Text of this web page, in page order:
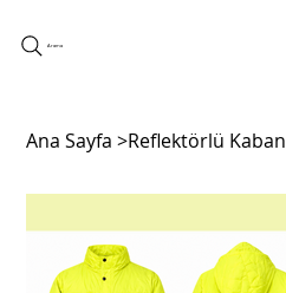
Arama
Ana Sayfa >Reflektörlü Kaban